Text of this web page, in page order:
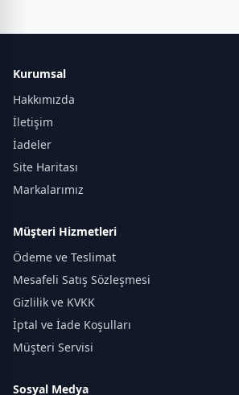
Kurumsal
Hakkımızda
İletişim
İadeler
Site Haritası
Markalarımız
Müşteri Hizmetleri
Ödeme ve Teslimat
Mesafeli Satış Sözleşmesi
Gizlilik ve KVKK
İptal ve İade Koşulları
Müşteri Servisi
Sosyal Medya